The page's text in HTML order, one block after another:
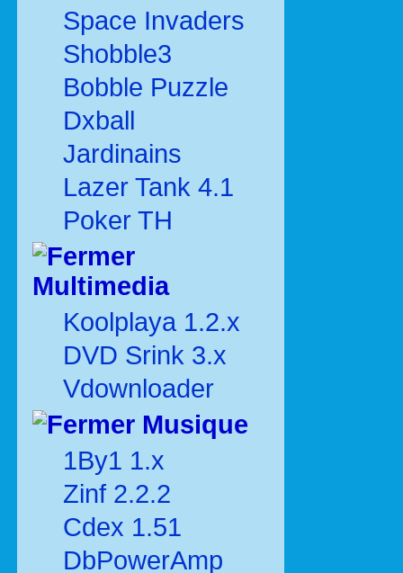
Space Invaders
Shobble3
Bobble Puzzle
Dxball
Jardinains
Lazer Tank 4.1
Poker TH
Multimedia
Koolplaya 1.2.x
DVD Srink 3.x
Vdownloader
Musique
1By1 1.x
Zinf 2.2.2
Cdex 1.51
DbPowerAmp